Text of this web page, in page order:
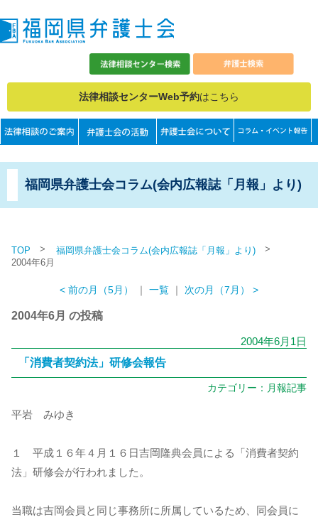
法律相談センターWeb予約はこちら
福岡県弁護士会コラム(会内広報誌「月報」より)
TOP > 福岡県弁護士会コラム(会内広報誌「月報」より) >
2004年6月
< 前の月（5月） ｜ 一覧 ｜ 次の月（7月） >
2004年6月 の投稿
2004年6月1日
「消費者契約法」研修会報告
カテゴリー： 月報記事
平岩 みゆき
１ 平成１６年４月１６日吉岡隆典会員による「消費者契約
法」研修会が行われました。
当職は吉岡会員と同じ事務所に所属しているため、同会員に